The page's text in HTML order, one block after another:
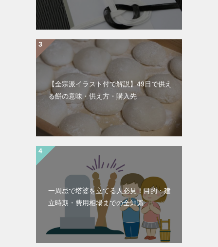
【全宗派イラスト付で解説】49日で供え
る餅の意味・供え方・購入先
一周忌で塔婆を立てる人必見！目的・建
立時期・費用相場までの全知識